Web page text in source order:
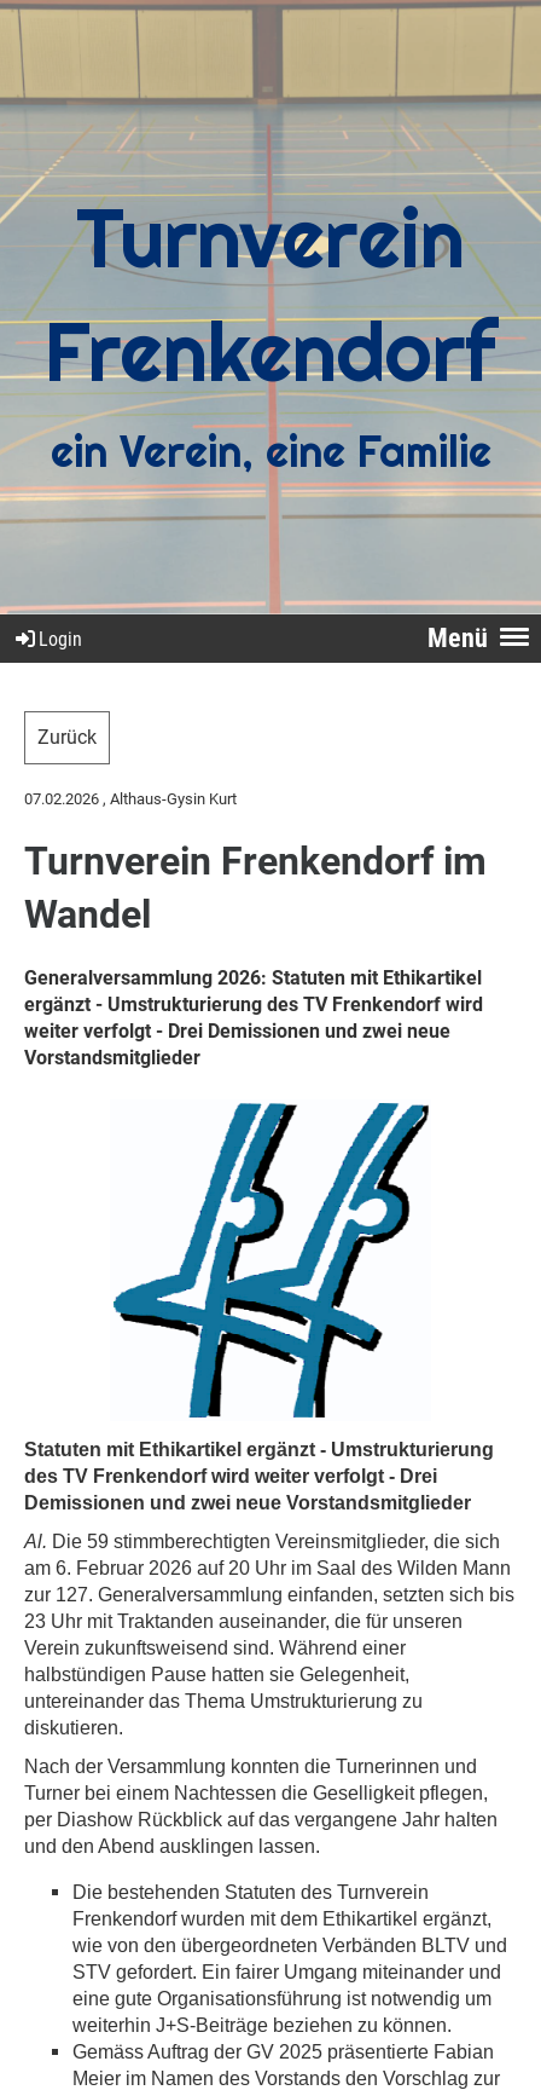
Turnverein
Frenkendorf
ein Verein, eine Familie
Menü
Login
Zurück
07.02.2026 , Althaus-Gysin Kurt
Turnverein Frenkendorf im
Wandel
Generalversammlung 2026: Statuten mit Ethikartikel
ergänzt - Umstrukturierung des TV Frenkendorf wird
weiter verfolgt - Drei Demissionen und zwei neue
Vorstandsmitglieder
Statuten mit Ethikartikel ergänzt - Umstrukturierung
des TV Frenkendorf wird weiter verfolgt - Drei
Demissionen und zwei neue Vorstandsmitglieder
Al. Die 59 stimmberechtigten Vereinsmitglieder, die sich
am 6. Februar 2026 auf 20 Uhr im Saal des Wilden Mann
zur 127. Generalversammlung einfanden, setzten sich bis
23 Uhr mit Traktanden auseinander, die für unseren
Verein zukunftsweisend sind. Während einer
halbstündigen Pause hatten sie Gelegenheit,
untereinander das Thema Umstrukturierung zu
diskutieren.
Nach der Versammlung konnten die Turnerinnen und
Turner bei einem Nachtessen die Geselligkeit pflegen,
per Diashow Rückblick auf das vergangene Jahr halten
und den Abend ausklingen lassen.
Die bestehenden Statuten des Turnverein
Frenkendorf wurden mit dem Ethikartikel ergänzt,
wie von den übergeordneten Verbänden BLTV und
STV gefordert. Ein fairer Umgang miteinander und
eine gute Organisationsführung ist notwendig um
weiterhin J+S-Beiträge beziehen zu können.
Gemäss Auftrag der GV 2025 präsentierte Fabian
Meier im Namen des Vorstands den Vorschlag zur